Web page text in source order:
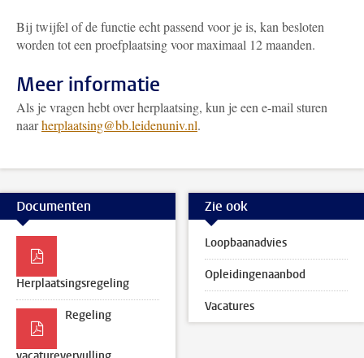
Bij twijfel of de functie echt passend voor je is, kan besloten
worden tot een proefplaatsing voor maximaal 12 maanden.
Meer informatie
Als je vragen hebt over herplaatsing, kun je een e-mail sturen
naarherplaatsing@bb.leidenuniv.nl.
Documenten
Herplaatsingsregeling
Regeling
Zie ook
Loopbaanadvies
Opleidingenaanbod
Vacatures